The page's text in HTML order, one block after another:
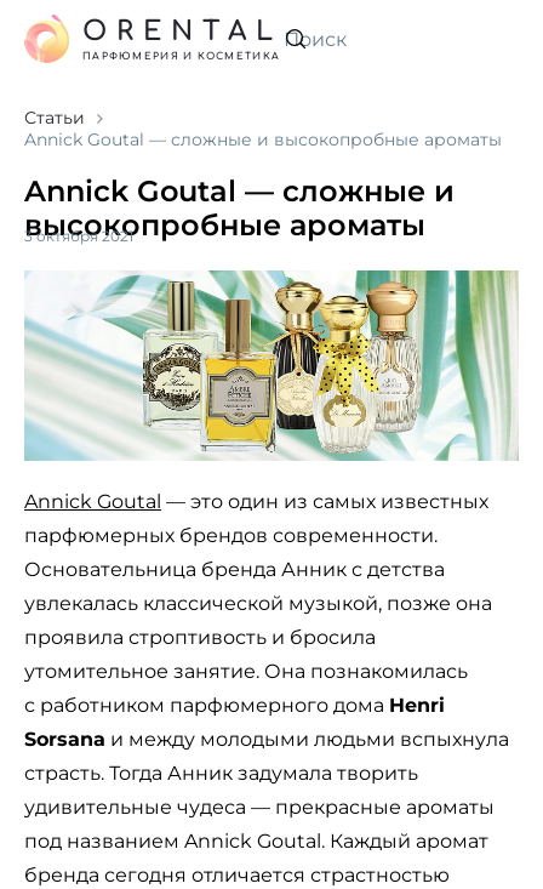
Искать
ORENTAL
ПАРФЮМЕРИЯ И КОСМЕТИКА
Статьи
Annick Goutal — сложные и высокопробные ароматы
Annick Goutal — сложные и
высокопробные ароматы
3 октября 2021
Annick Goutal — это один из самых известных
парфюмерных брендов современности.
Основательница бренда Анник с детства
увлекалась классической музыкой, позже она
проявила строптивость и бросила
утомительное занятие. Она познакомилась
с работником парфюмерного дома Henri
Sorsana и между молодыми людьми вспыхнула
страсть. Тогда Анник задумала творить
удивительные чудеса — прекрасные ароматы
под названием Annick Goutal. Каждый аромат
бренда сегодня отличается страстностью